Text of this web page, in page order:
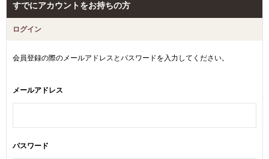
すでにアカウントをお持ちの方
ログイン
会員登録の際のメールアドレスとパスワードを入力してください。
メールアドレス
パスワード